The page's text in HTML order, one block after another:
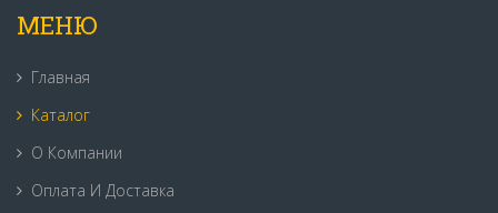
МЕНЮ
Главная
Каталог
О Компании
Оплата И Доставка